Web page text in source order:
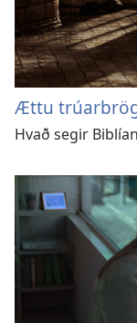
Ættu
Hvað segir